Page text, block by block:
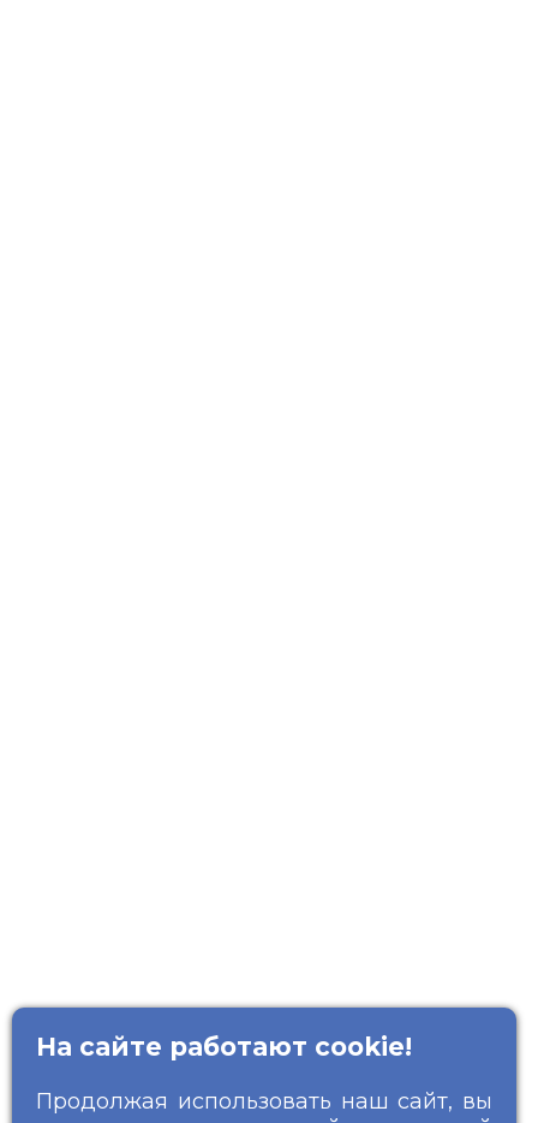
На сайте работают cookie!
Продолжая использовать наш сайт, вы